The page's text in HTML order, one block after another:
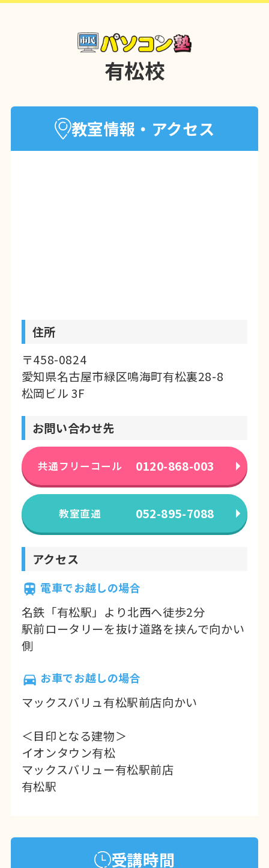
有松校
教室情報・アクセス
住所
〒458-0824
愛知県名古屋市緑区鳴海町有松裏28-8
松岡ビル 3F
お問い合わせ先
共通フリーコール 0120-868-003
教室直通 052-895-7088
アクセス
電車でお越しの場合
名鉄「有松駅」より北西へ徒歩2分
駅前ロータリーを抜け道路を挟んで向かい
側
お車でお越しの場合
マックスバリュ有松駅前店向かい
＜目印となる建物＞
イオンタウン有松
マックスバリュー有松駅前店
有松駅
受講時間